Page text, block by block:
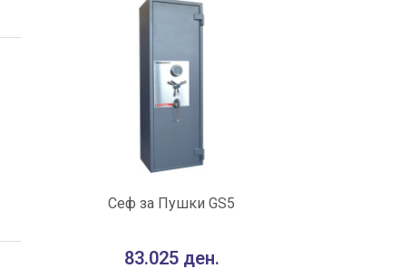
Сеф за Пушки GS5
83.025 ден.
ВО КОШНИЧКА